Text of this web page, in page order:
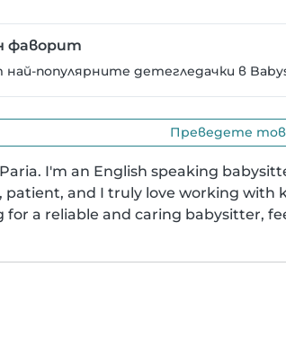
фаворит
най-популярните детегледачки в
Преведете
I'm an English speaking
patient, and I truly love working with
for a reliable and caring babysitter,